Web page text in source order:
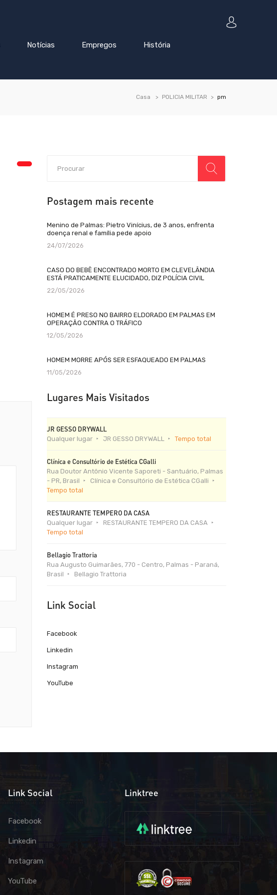
Notícias Empregos
História
Casa POLICIA MILITAR pm
Postagem mais recente
Menino de Palmas: Pietro Vinícius, de 3 anos, enfrenta
doença renal e família pede apoio
24/07/2026
CASO DO BEBÊ ENCONTRADO MORTO EM CLEVELÂNDIA
ESTÁ PRATICAMENTE ELUCIDADO, DIZ POLÍCIA CIVIL
22/05/2026
HOMEM É PRESO NO BAIRRO ELDORADO EM PALMAS EM
OPERAÇÃO CONTRA O TRÁFICO
12/05/2026
HOMEM MORRE APÓS SER ESFAQUEADO EM PALMAS
11/05/2026
Lugares Mais Visitados
JR GESSO DRYWALL
Qualquer lugar JR GESSO DRYWALL Tempo total
Clínica e Consultório de Estética CGalli
Rua Doutor Antônio Vicente Saporeti - Santuário, Palmas
- PR, Brasil
Clínica e Consultório de Estética CGalli
Tempo total
RESTAURANTE TEMPERO DA CASA
Qualquer lugar
RESTAURANTE TEMPERO DA CASA
Tempo total
Bellagio Trattoria
Rua Augusto Guimarães, 770 - Centro, Palmas - Paraná,
Brasil
Bellagio Trattoria
Link Social
Facebook
Linkedin
Instagram
YouTube
Link Social
Facebook
Linkedin
Instagram
YouTube
Linktree